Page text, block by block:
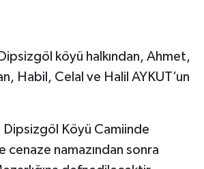
köyü halkından, Ahmet,
Habil, Celal ve Halil AYKUT’un
Dipsizgöl Köyü Camiinde
cenaze namazından sonra